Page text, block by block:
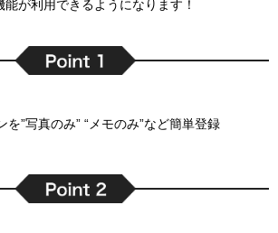
能が利用できるようになります！
”写真のみ” “メモのみ”など簡単登録